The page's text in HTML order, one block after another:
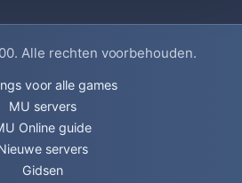
. Alle rechten voorbehouden.
voor alle games
MU servers
Online guide
servers
Gidsen